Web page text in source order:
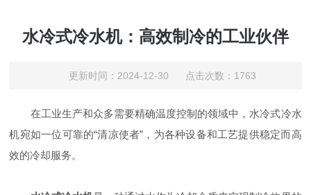
水冷式冷水机：高效制冷的工业伙伴
更新时间：2024-12-30 点击次数：1763
在工业生产和众多需要精确温度控制的领域中，水冷式冷水
机宛如一位可靠的“清凉使者”，为各种设备和工艺提供稳定而高
效的冷却服务。